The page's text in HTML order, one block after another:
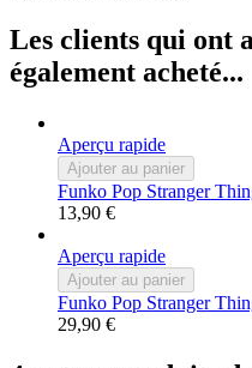
Les clients qui ont
également acheté...
Aperçu rapide
Ajouter au panier
Funko Pop Stranger
13,90 €
Aperçu rapide
Ajouter au panier
Funko Pop Stranger
29,90 €